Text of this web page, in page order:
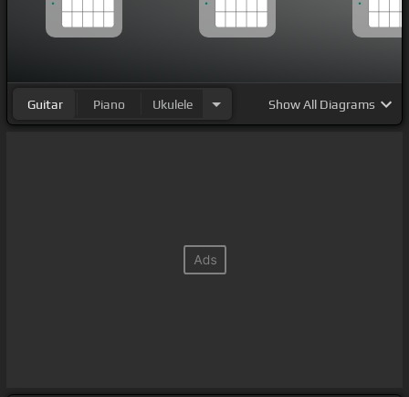
Guitar Piano Ukulele ShowAll Diagrams